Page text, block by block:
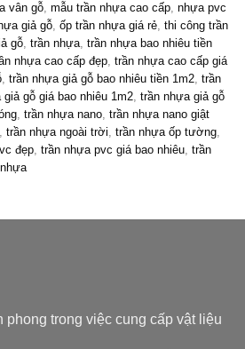
vân gỗ, mẫu trần nhựa cao cấp, nhựa pvc
giả gỗ, ốp trần nhựa giá rẻ, thi công trần
gỗ, trần nhựa, trần nhựa bao nhiêu tiền
nhựa cao cấp đẹp, trần nhựa cao cấp giá
, trần nhựa giả gỗ bao nhiêu tiền 1m2, trần
giả gỗ giá bao nhiêu 1m2, trần nhựa giả gỗ
, trần nhựa nano, trần nhựa nano giật
, trần nhựa ngoài trời, trần nhựa ốp tường,
đẹp, trần nhựa pvc giá bao nhiêu, trần
phong trong việc cung cấp vật liệu